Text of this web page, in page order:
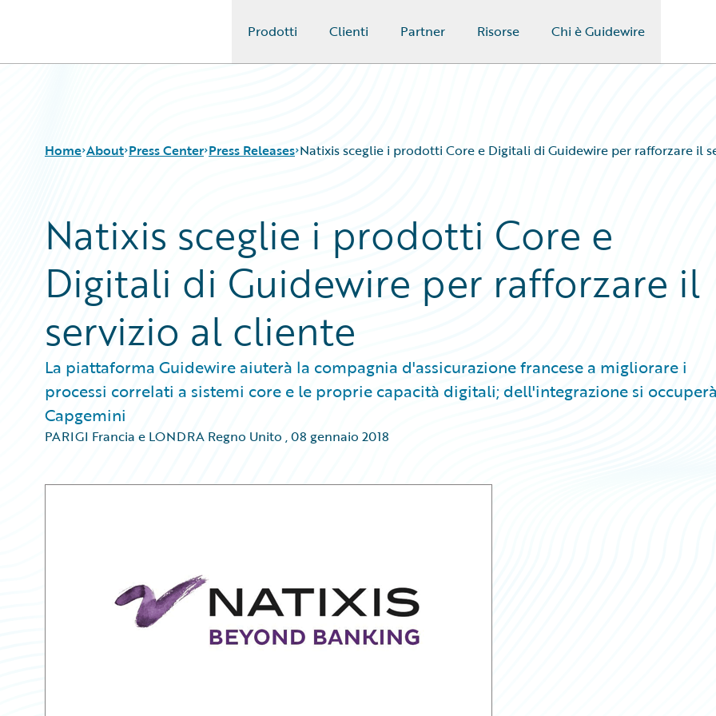
Prodotti Clienti Partner Risorse Chi è Guidewire
Home About Press Center Press Releases Natixis sceglie i prodotti Core e Digitali di Guidewire per rafforzare il
Natixis sceglie i prodotti Core e
Digitali di Guidewire per rafforzare il
servizio al cliente
La piattaforma Guidewire aiuterà la compagnia d'assicurazione francese a migliorare i
processi correlati a sistemi core e le proprie capacità digitali; dell'integrazione si
Capgemini
PARIGI Francia e LONDRA Regno Unito ,08 gennaio 2018